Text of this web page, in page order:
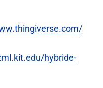
hybride-